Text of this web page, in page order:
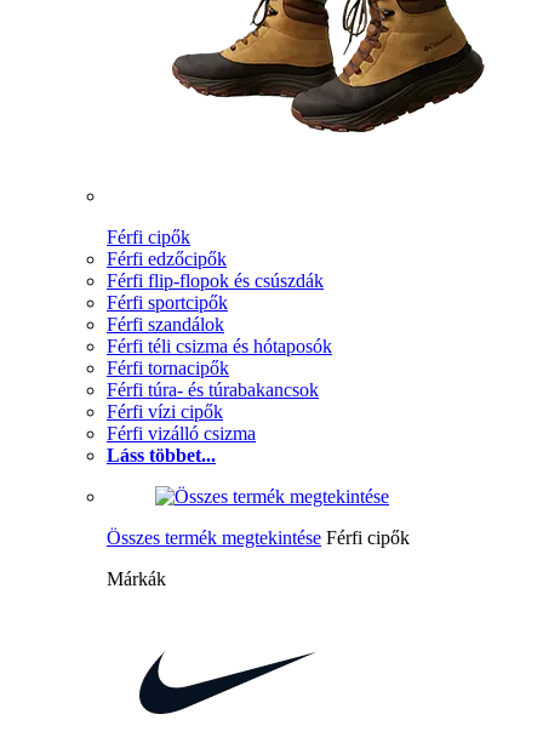
Férfi cipők
Férfi edzőcipők
Férfi flip-flopok és csúszdák
Férfi sportcipők
Férfi szandálok
Férfi téli csizma és hótaposók
Férfi tornacipők
Férfi túra- és túrabakancsok
Férfi vízi cipők
Férfi vizálló csizma
Láss többet...
Összes termék megtekintése Férfi cipők
Márkák